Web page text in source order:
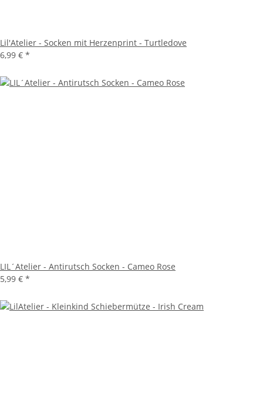
Lil'Atelier - Socken mit Herzenprint - Turtledove
6,99 € *
LIL´Atelier - Antirutsch Socken - Cameo Rose
5,99 € *